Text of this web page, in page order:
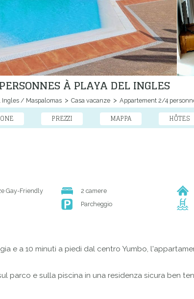
À PLAYA DEL INGLES
Ingles / Maspalomas Casa vacanze Appartement 2/4
PREZZI MAPPA HÔTES
Gay-Friendly 2 camere
Parcheggio
e a 10 minuti a piedi dal centro Yumbo,
parco e sulla piscina in una residenza sicura ben